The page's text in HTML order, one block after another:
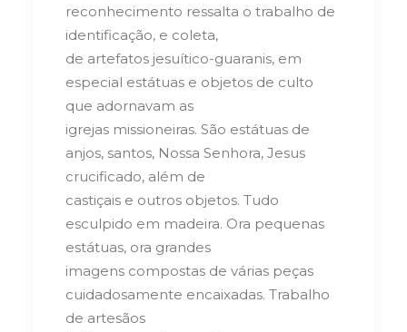
reconhecimento ressalta o trabalho de
identificação, e coleta,
de artefatos jesuítico-guaranis, em
especial estátuas e objetos de culto
que adornavam as
igrejas missioneiras. São estátuas de
anjos, santos, Nossa Senhora, Jesus
crucificado, além de
castiçais e outros objetos. Tudo
esculpido em madeira. Ora pequenas
estátuas, ora grandes
imagens compostas de várias peças
cuidadosamente encaixadas. Trabalho
de artesãos